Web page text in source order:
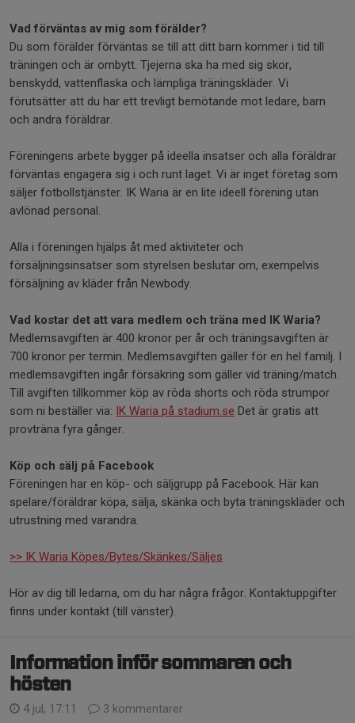
Vad förväntas av mig som förälder?
Du som förälder förväntas se till att ditt barn kommer i tid till
träningen och är ombytt. Tjejerna ska ha med sig skor,
benskydd, vattenflaska och lämpliga träningskläder. Vi
förutsätter att du har ett trevligt bemötande mot ledare, barn
och andra föräldrar.
Föreningens arbete bygger på ideella insatser och alla föräldrar
förväntas engagera sig i och runt laget. Vi är inget företag som
säljer fotbollstjänster. IK Waria är en lite ideell förening utan
avlönad personal.
Alla i föreningen hjälps åt med aktiviteter och
försäljningsinsatser som styrelsen beslutar om, exempelvis
försäljning av kläder från Newbody.
Vad kostar det att vara medlem och träna med IK Waria?
Medlemsavgiften är 400 kronor per år och träningsavgiften är
700 kronor per termin. Medlemsavgiften gäller för en hel familj. I
medlemsavgiften ingår försäkring som gäller vid träning/match.
Till avgiften tillkommer köp av röda shorts och röda strumpor
som ni beställer via: IK Waria på stadium.se Det är gratis att
provträna fyra gånger.
Köp och sälj på Facebook
Föreningen har en köp- och säljgrupp på Facebook. Här kan
spelare/föräldrar köpa, sälja, skänka och byta träningskläder och
utrustning med varandra.
>> IK Waria Köpes/Bytes/Skänkes/Säljes
Hör av dig till ledarna, om du har några frågor. Kontaktuppgifter
finns under kontakt (till vänster).
Information inför sommaren och
hösten
4 jul, 17:11
3 kommentarer